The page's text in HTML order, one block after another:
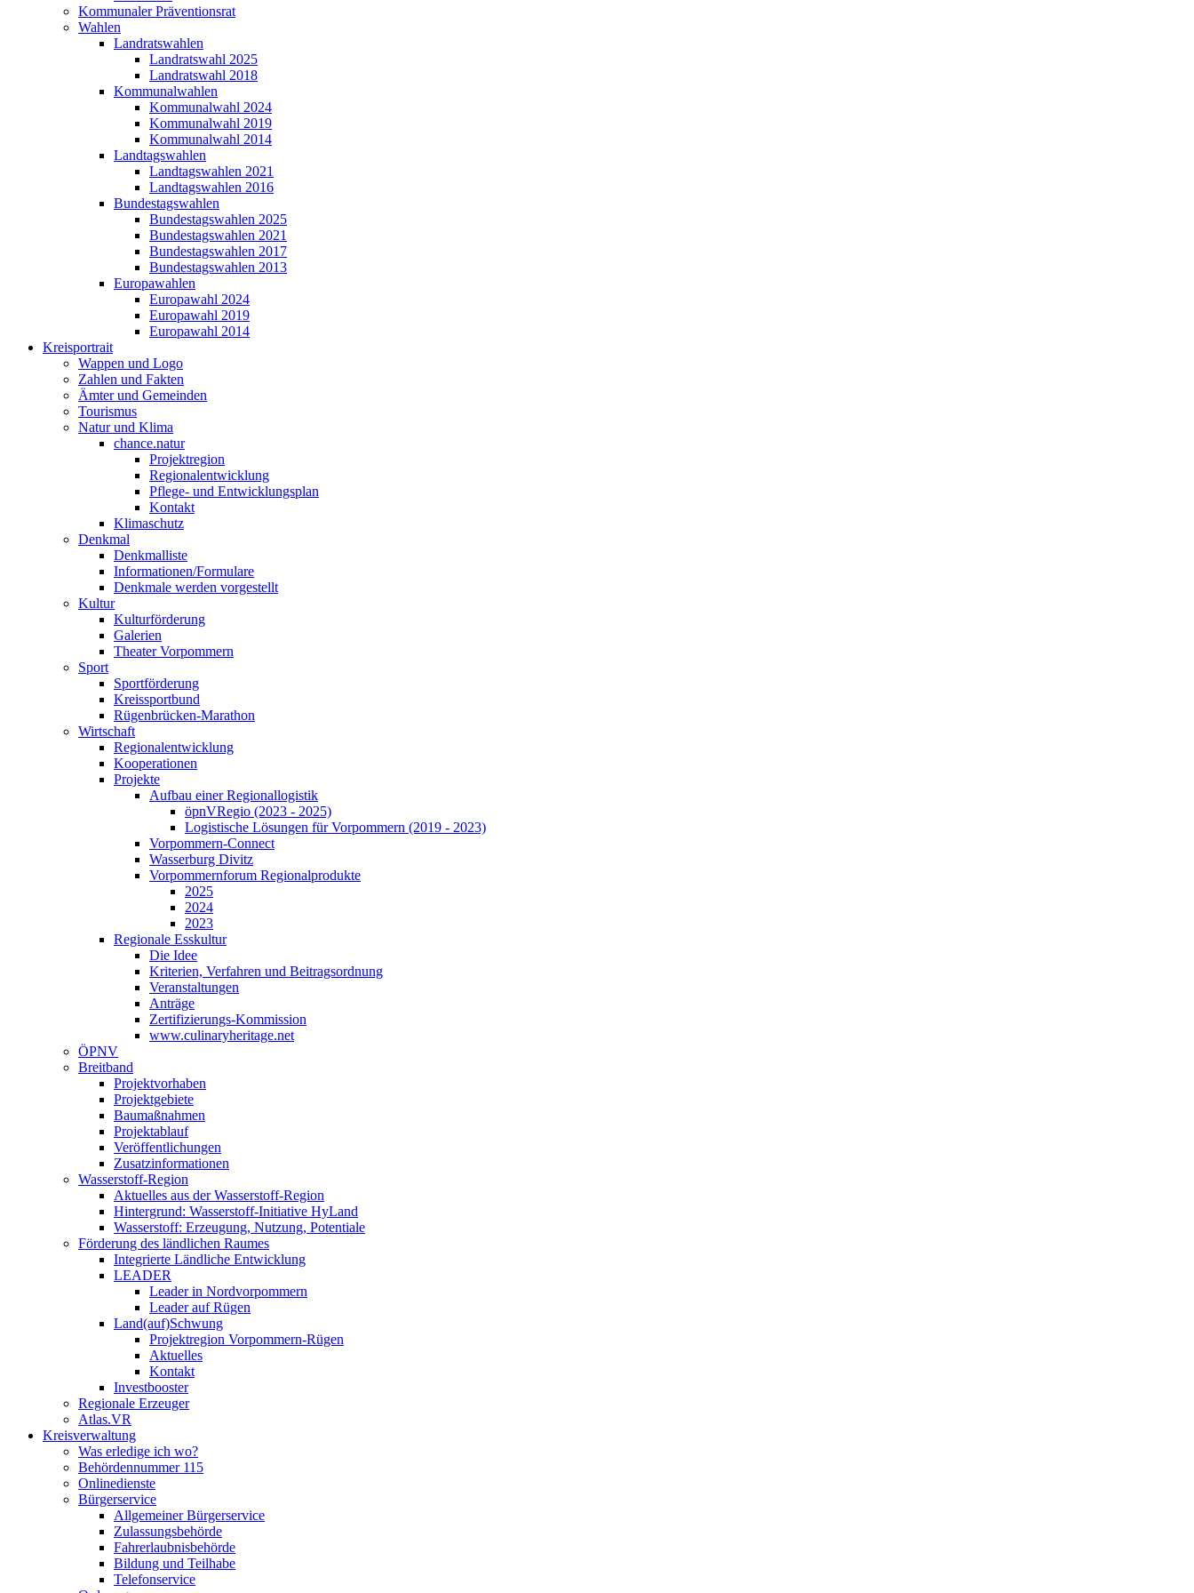
Kommunaler Präventionsrat
Wahlen
Landratswahlen
Landratswahl 2025
Landratswahl 2018
Kommunalwahlen
Kommunalwahl 2024
Kommunalwahl 2019
Kommunalwahl 2014
Landtagswahlen
Landtagswahlen 2021
Landtagswahlen 2016
Bundestagswahlen
Bundestagswahlen 2025
Bundestagswahlen 2021
Bundestagswahlen 2017
Bundestagswahlen 2013
Europawahlen
Europawahl 2024
Europawahl 2019
Europawahl 2014
Kreisportrait
Wappen und Logo
Zahlen und Fakten
Ämter und Gemeinden
Tourismus
Natur und Klima
chance.natur
Projektregion
Regionalentwicklung
Pflege- und Entwicklungsplan
Kontakt
Klimaschutz
Denkmal
Denkmalliste
Informationen/Formulare
Denkmale werden vorgestellt
Kultur
Kulturförderung
Galerien
Theater Vorpommern
Sport
Sportförderung
Kreissportbund
Rügenbrücken-Marathon
Wirtschaft
Regionalentwicklung
Kooperationen
Projekte
Aufbau einer Regionallogistik
öpnVRegio (2023 - 2025)
Logistische Lösungen­ für Vorpommern (2019 - 2023)
Vorpommern-Connect
Wasserburg Divitz
Vorpommernforum Regionalprodukte
2025
2024
2023
Regionale Esskultur
Die Idee
Kriterien, Verfahren und Beitragsordnung
Veranstaltungen
Anträge
Zertifizierungs-Kommission
www.culinaryheritage.net
ÖPNV
Breitband
Projektvorhaben
Projektgebiete
Baumaßnahmen
Projektablauf
Veröffentlichungen
Zusatzinformationen
Wasserstoff-Region
Aktuelles aus der Wasserstoff-Region
Hintergrund: Wasserstoff-Initiative HyLand
Wasserstoff: Erzeugung, Nutzung, Potentiale
Förderung des ländlichen Raumes
Integrierte Ländliche Entwicklung
LEADER
Leader in Nordvorpommern
Leader auf Rügen
Land(auf)Schwung
Projektregion Vorpommern-Rügen
Aktuelles
Kontakt
Investbooster
Regionale Erzeuger
Atlas.VR
Kreisverwaltung
Was erledige ich wo?
Behördennummer 115
Onlinedienste
Bürgerservice
Allgemeiner Bürgerservice
Zulassungsbehörde
Fahrerlaubnisbehörde
Bildung und Teilhabe
Telefonservice